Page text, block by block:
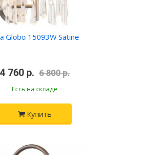
Globo 15093W Satine
4 760 р. 6 800 р.
Есть на складе
Купить